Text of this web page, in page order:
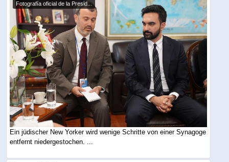
Fotografía oficial de la Presid...
Ein jüdischer New Yorker wird wenige Schritte von einer Synagoge
entfernt niedergestochen. ...